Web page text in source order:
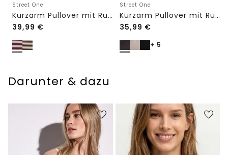
Street One
Kurzarm Pullover mit Rundhals und Streifen
39,99 €
Street One
Kurzarm Pullover mit Rundhals in Unifarbe
35,99 €
+ 5
Darunter & dazu